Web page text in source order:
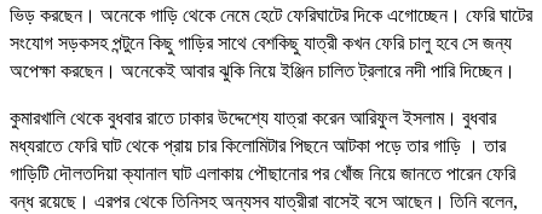
ভিড় করছেন। অনেকে গাড়ি থেকে নেমে হেটে ফেরিঘাটের দিকে এগোচ্ছেন। ফেরি ঘাটের
সংযোগ সড়কসহ পন্টুনে কিছু গাড়ির সাথে বেশকিছু যাত্রী কখন ফেরি চালু হবে সে জন্য
অপেক্ষা করছেন। অনেকেই আবার ঝুকি নিয়ে ইঞ্জিন চালিত ট্রলারে নদী পারি দিচ্ছেন।
কুমারখালি থেকে বুধবার রাতে ঢাকার উদ্দেশ্যে যাত্রা করেন আরিফুল ইসলাম। বুধবার
মধ্যরাতে ফেরি ঘাট থেকে প্রায় চার কিলোমিটার পিছনে আটকা পড়ে তার গাড়ি । তার
গাড়িটি দৌলতদিয়া ক্যানাল ঘাট এলাকায় পৌছানোর পর খোঁজ নিয়ে জানতে পারেন ফেরি
বন্ধ রয়েছে। এরপর থেকে তিনিসহ অন্যসব যাত্রীরা বাসেই বসে আছেন। তিনি বলেন,